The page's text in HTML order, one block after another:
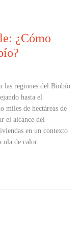
¿Cómo
las regiones del Biobío
hasta el
miles de hectáreas de
el alcance del
en un contexto
ola de calor.